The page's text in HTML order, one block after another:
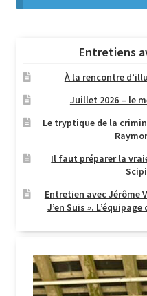
Listes d’Envies
Livres de Peter Randa
Livres de Philippe Randa
Login Customizer
Newsletter
Panier
Politique de
Qui sommes-nous ?
Soutien à Philippe Randa
Entretiens
À la rencontre
Juillet 2026 – le
Le tryptique de la
Il faut préparer la
Entretien avec Jérôme
J’en Suis ».